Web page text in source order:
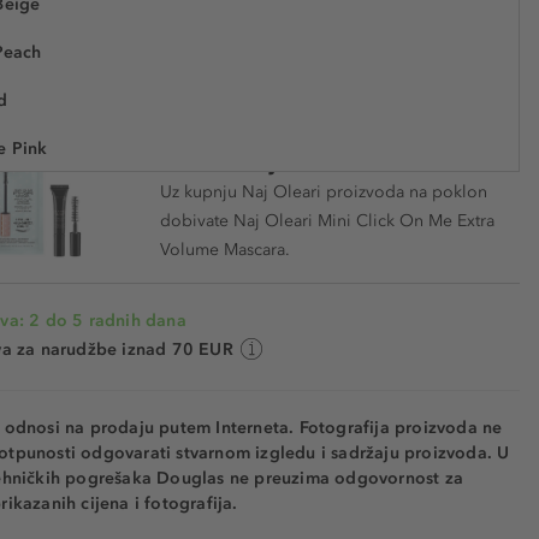
Pink
Red
Uz kupnju Naj Oleari proizvoda na poklon
dobivate Naj Oleari Mini Click On Me Extra
Volume Mascara.
2 do 5 radnih dana
za narudžbe iznad 70 EUR
odnosi na prodaju putem Interneta. Fotografija proizvoda ne
odgovarati stvarnom izgledu i sadržaju proizvoda. U
pogrešaka Douglas ne preuzima odgovornost za
cijena i fotografija.